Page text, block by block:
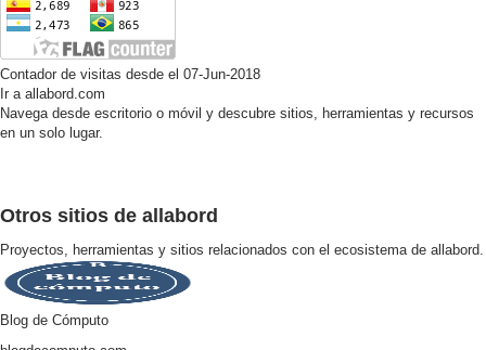
Contador de visitas desde el 07-Jun-2018
Ir a allabord.com
Navega desde escritorio o móvil y descubre sitios, herramientas y recursos
en un solo lugar.
Otros sitios de allabord
Proyectos, herramientas y sitios relacionados con el ecosistema de allabord.
Blog de Cómputo